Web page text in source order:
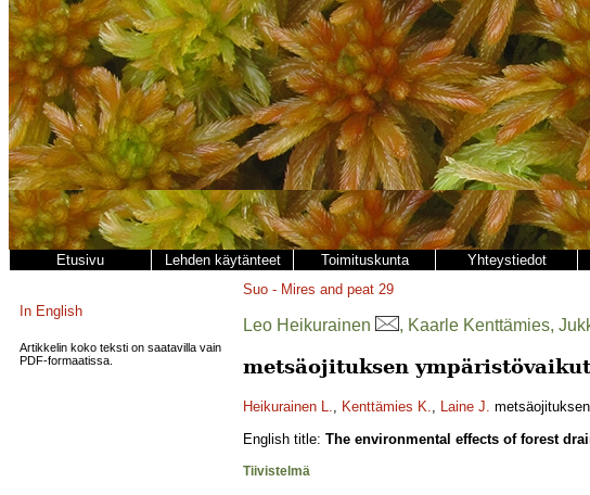
Etusivu Lehden käytänteet Toimituskunta Yhteystiedot
In English
Artikkelin koko teksti on saatavilla vain
PDF-formaatissa.
Suo - Mires and peat 29
Leo Heikurainen , Kaarle Kenttämies,
metsäojituksen
Heikurainen L., Kenttämies K., Laine J.
English title: The environmental effects of forest
Tiivistelmä